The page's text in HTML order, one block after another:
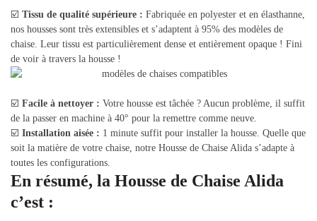
☑️ Tissu de qualité supérieure : Fabriquée en polyester et en élasthanne,
nos housses sont très extensibles et s’adaptent à 95% des modèles de
chaise. Leur tissu est particulièrement dense et entièrement opaque ! Fini
de voir à travers la housse !
☑️ Facile à nettoyer : Votre housse est tâchée ? Aucun problème, il suffit
de la passer en machine à 40° pour la remettre comme neuve.
☑️ Installation aisée : 1 minute suffit pour installer la housse. Quelle que
soit la matière de votre chaise, notre Housse de Chaise Alida s’adapte à
toutes les configurations.
En résumé, la Housse de Chaise Alida
c’est :